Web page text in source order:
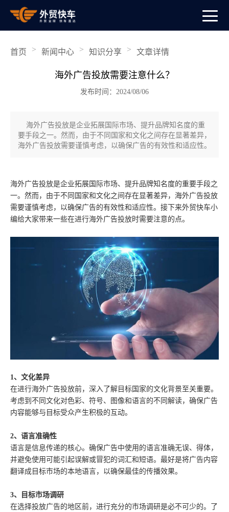
首页 > 新闻中心 > 知识分享 > 文章详情
海外广告投放需要注意什么？
发布时间：2024/08/06
海外广告投放是企业拓展国际市场、提升品牌知名度的重
要手段之一。然而，由于不同国家和文化之间存在显著差异，
海外广告投放需要谨慎考虑，以确保广告的有效性和适应性。
海外广告投放是企业拓展国际市场、提升品牌知名度的重要手段之
一。然而，由于不同国家和文化之间存在显著差异，海外广告投放
需要谨慎考虑，以确保广告的有效性和适应性。接下来外贸快车小
编给大家带来一些在进行海外广告投放时需要注意的点。
1、文化差异
在进行海外广告投放前，深入了解目标国家的文化背景至关重要。
考虑到不同文化对色彩、符号、图像和语言的不同解读，确保广告
内容能够与目标受众产生积极的互动。
2、语言准确性
语言是信息传递的核心。确保广告中使用的语言准确无误、得体，
并避免使用可能引起误解或冒犯的词汇和短语。最好是将广告内容
翻译成目标市场的本地语言，以确保最佳的传播效果。
3、目标市场调研
在选择投放广告的地区前，进行充分的市场调研是必不可少的。了